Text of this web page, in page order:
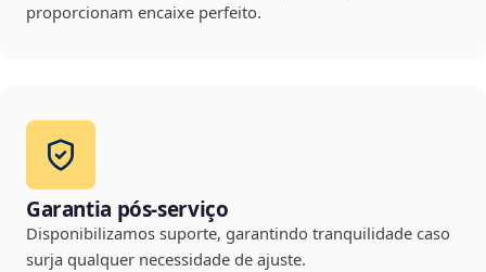
proporcionam encaixe perfeito.
Garantia pós-serviço
Disponibilizamos suporte, garantindo tranquilidade caso
surja qualquer necessidade de ajuste.